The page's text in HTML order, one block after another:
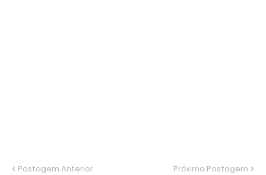
Postagem Anterior Próxima Postagem